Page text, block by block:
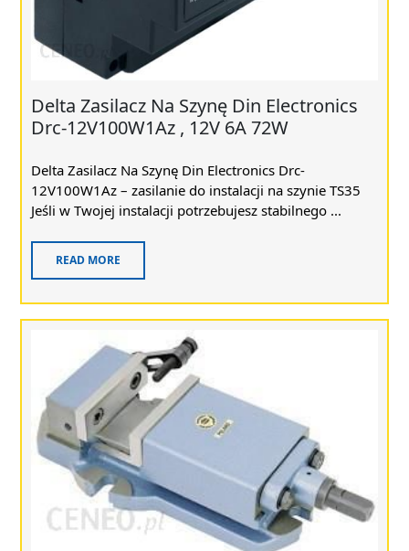
Delta Zasilacz Na Szynę Din Electronics
Drc-12V100W1Az , 12V 6A 72W
Delta Zasilacz Na Szynę Din Electronics Drc-
12V100W1Az – zasilanie do instalacji na szynie TS35
Jeśli w Twojej instalacji potrzebujesz stabilnego ...
READ MORE